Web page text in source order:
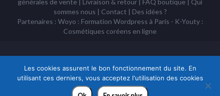
générales de vente | Livraison & retour | FAQ boutique | Qui
sommes nous | Contact | Des idées ?
Partenaires : Woyo : Formation Wordpress à Paris - K-Youty :
Cosmétiques coréens en ligne
Association à but non lucratif loi 1901
Les cookies assurent le bon fonctionnement du site. En
utilisant ces derniers, vous acceptez l'utilisation des cookies